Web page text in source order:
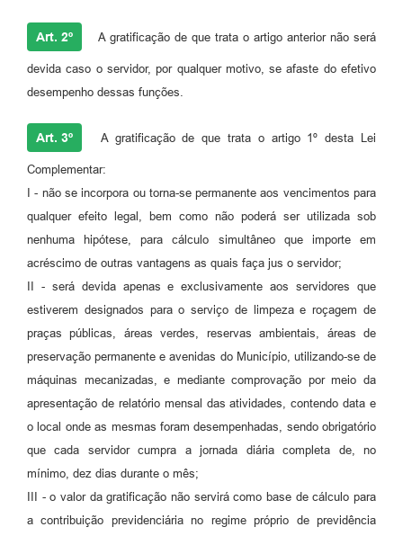
Art. 2º A gratificação de que trata o artigo anterior não será
devida caso o servidor, por qualquer motivo, se afaste do efetivo
desempenho dessas funções.
Art. 3º A gratificação de que trata o artigo 1º desta Lei
Complementar:
I - não se incorpora ou torna-se permanente aos vencimentos para
qualquer efeito legal, bem como não poderá ser utilizada sob
nenhuma hipótese, para cálculo simultâneo que importe em
acréscimo de outras vantagens as quais faça jus o servidor;
II - será devida apenas e exclusivamente aos servidores que
estiverem designados para o serviço de limpeza e roçagem de
praças públicas, áreas verdes, reservas ambientais, áreas de
preservação permanente e avenidas do Município, utilizando-se de
máquinas mecanizadas, e mediante comprovação por meio da
apresentação de relatório mensal das atividades, contendo data e
o local onde as mesmas foram desempenhadas, sendo obrigatório
que cada servidor cumpra a jornada diária completa de, no
mínimo, dez dias durante o mês;
III - o valor da gratificação não servirá como base de cálculo para
a contribuição previdenciária no regime próprio de previdência